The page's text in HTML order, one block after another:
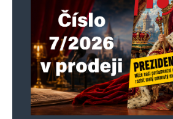
Uložit do prohlížeče jméno, e-mail a
komentáře.
Informujte mě o nových komentářích e-mailem.
Informujte mě o nových příspěvcích e-mailem.